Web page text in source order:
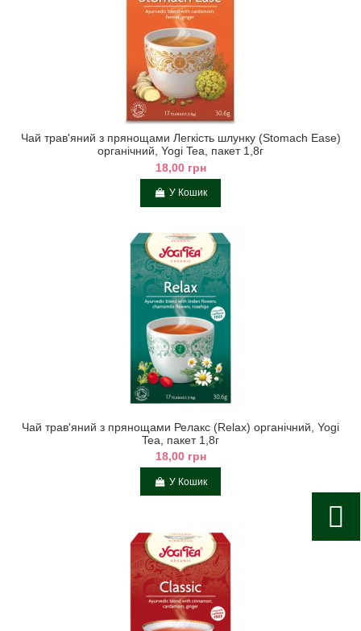
Чай трав'яний з прянощами Легкість шлунку (Stomach Ease)
органічний, Yogi Tea, пакет 1,8г
18,00 грн
У Кошик
Чай трав'яний з прянощами Релакс (Relax) органічний, Yogi
Tea, пакет 1,8г
18,00 грн
У Кошик